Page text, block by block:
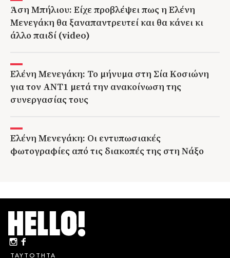
Άση Μπήλιου: Είχε προβλέψει πως η Ελένη
Μενεγάκη θα ξαναπαντρευτεί και θα κάνει κι
άλλο παιδί (video)
Ελένη Μενεγάκη: Το μήνυμα στη Σία Κοσιώνη
για τον ΑΝΤ1 μετά την ανακοίνωση της
συνεργασίας τους
Ελένη Μενεγάκη: Οι εντυπωσιακές
φωτογραφίες από τις διακοπές της στη Νάξο
ΤΑΥΤΟΤΗΤΑ